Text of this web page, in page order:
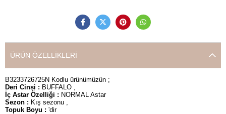
ÜRÜN ÖZELLIKLERI
B3233726725N Kodlu ürünümüzün ;
Deri Cinsi : BUFFALO ,
İç Astar Özelliği : NORMAL Astar
Sezon : Kış sezonu ,
Topuk Boyu : 'dir